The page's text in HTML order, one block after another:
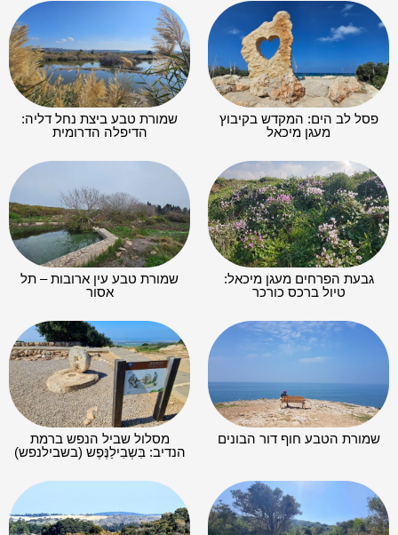
פסל לב הים: המקדש בקיבוץ
מעגן מיכאל
שמורת טבע ביצת נחל דליה:
הדיפלה הדרומית
גבעת הפרחים מעגן מיכאל:
טיול ברכס כורכר
שמורת טבע עין ארובות – תל
אסור
שמורת הטבע חוף דור הבונים
מסלול שביל הנפש ברמת
הנדיב: בִּשְבִילַנֶּפֶש (בשבילנפש)